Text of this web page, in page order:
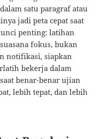
satu paragraf atau
jadi peta cepat saat
penting: latihan
fokus, bukan
notifikasi, siapkan
bekerja dalam
benar-benar ujian
lebih tepat, dan lebih